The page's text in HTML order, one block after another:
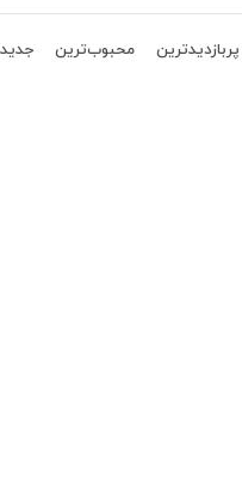
پربازدیدترین محبوب‌ترین